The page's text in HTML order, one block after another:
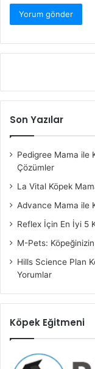
Son Yazılar
Pedigree Mama ile
Çözümler
La Vital Köpek
Advance Mama ile
Reflex İçin En İyi 5
M-Pets:
Hills Science Plan
Yorumlar
Köpek Eğitmeni